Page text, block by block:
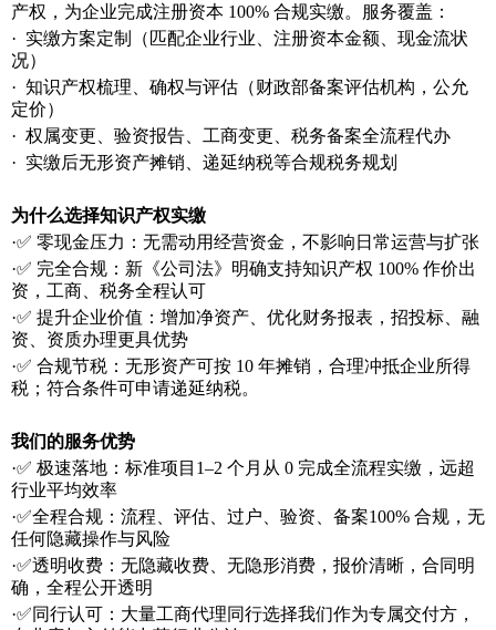
产权，为企业完成注册资本 100% 合规实缴。服务覆盖：
· 实缴方案定制（匹配企业行业、注册资本金额、现金流状
况）
· 知识产权梳理、确权与评估（财政部备案评估机构，公允
定价）
· 权属变更、验资报告、工商变更、税务备案全流程代办
· 实缴后无形资产摊销、递延纳税等合规税务规划
为什么选择知识产权实缴
·✅ 零现金压力：无需动用经营资金，不影响日常运营与扩张
·✅ 完全合规：新《公司法》明确支持知识产权 100% 作价出
资，工商、税务全程认可
·✅ 提升企业价值：增加净资产、优化财务报表，招投标、融
资、资质办理更具优势
·✅ 合规节税：无形资产可按 10 年摊销，合理冲抵企业所得
税；符合条件可申请递延纳税。
我们的服务优势
·✅ 极速落地：标准项目 1–2 个月从 0 完成全流程实缴，远超
行业平均效率
·✅全程合规：流程、评估、过户、验资、备案100% 合规，无
任何隐藏操作与风险
·✅透明收费：无隐藏收费、无隐形消费，报价清晰，合同明
确，全程公开透明
·✅同行认可：大量工商代理同行选择我们作为专属交付方，